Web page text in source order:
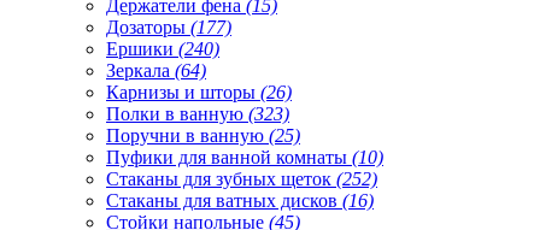
Держатели фена (15)
Дозаторы (177)
Ершики (240)
Зеркала (64)
Карнизы и шторы (26)
Полки в ванную (323)
Поручни в ванную (25)
Пуфики для ванной комнаты (10)
Стаканы для зубных щеток (252)
Стаканы для ватных дисков (16)
Стойки напольные (45)